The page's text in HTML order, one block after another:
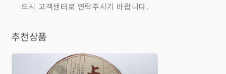
드시 고객센터로 연락주시기 바랍니다.
추천상품